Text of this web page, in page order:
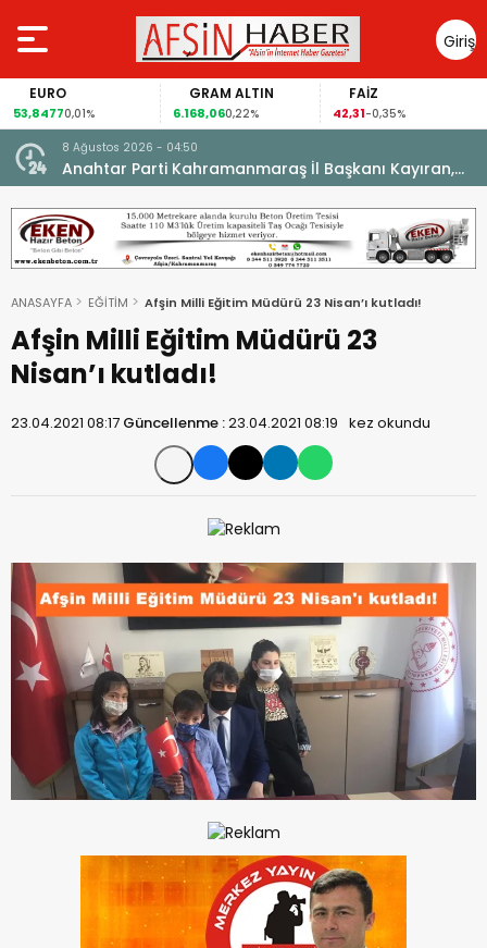
Giriş
Yap
EURO
0,01%
GRAM ALTIN
6.168,060,22%
FAİZ
42,31-0,35%
8 Ağustos 2026 - 04:50
Anahtar Parti Kahramanmaraş İl Başkanı Kayıran,
Afşin Teşkilatı ile buluştu.
ANASAYFA EĞİTİM Afşin Milli Eğitim Müdürü 23 Nisan’ı kutladı!
Afşin Milli Eğitim Müdürü 23
Nisan’ı kutladı!
23.04.2021 08:17 Güncellenme :23.04.2021 08:19 kez okundu